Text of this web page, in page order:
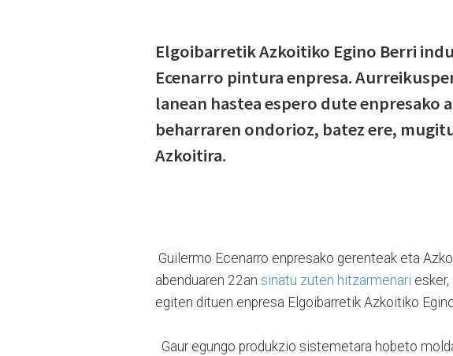
Elgoibarretik Azkoitiko Egino Berri
Ecenarro pintura enpresa.
lanean hastea espero dute enpresako
beharraren ondorioz, batez ere,
Azkoitira.
Guilermo Ecenarro enpresako gerenteak eta
abenduaren 22an sinatu zuten hitzarmenari esker,
egiten dituen enpresa Elgoibarretik Azkoitiko
Gaur egungo produkzio sistemetara hobeto